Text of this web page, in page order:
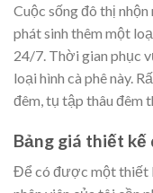
Cuộc sống đô thị
phát sinh thêm một
24/7. Thời gian phục
loại hình cà phê này.
đêm, tụ tập thâu đêm
Bảng giá thiết kế
Để có được một thiết